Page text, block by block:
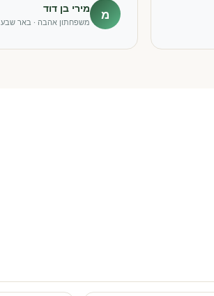
מ מירי בן דוד
משפחתון אהבה · באר שבע